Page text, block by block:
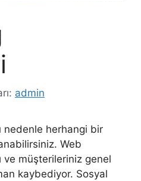
admin
herhangi bir
Web
ve müşterileriniz genel
kaybediyor. Sosyal